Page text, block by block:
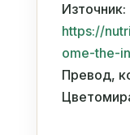
Източник:
https://
ome-the-
Превод,